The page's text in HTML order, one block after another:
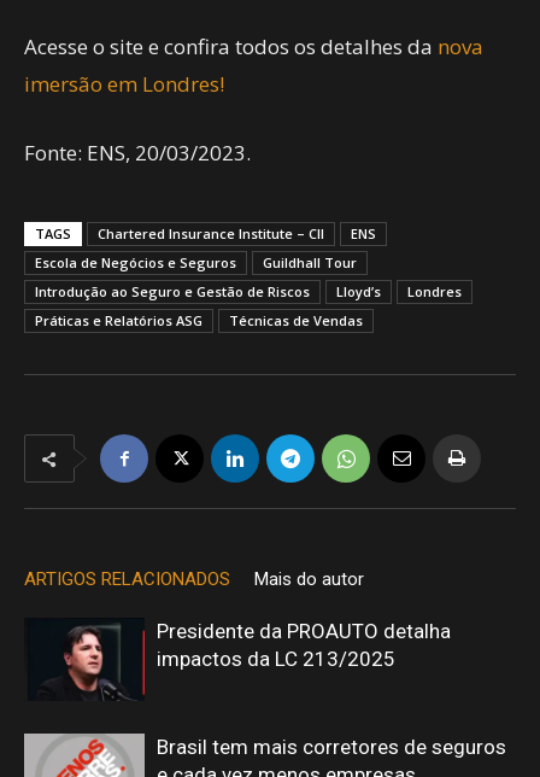
Acesse o site e confira todos os detalhes da nova
imersão em Londres!
Fonte: ENS, 20/03/2023.
TAGS Chartered Insurance Institute – CII
ENS
Escola de Negócios e Seguros
Guildhall Tour
Introdução ao Seguro e Gestão de Riscos
Lloyd’s
Londres
Práticas e Relatórios ASG
Técnicas de Vendas
ARTIGOS RELACIONADOS Mais do autor
Presidente da PROAUTO detalha
impactos da LC 213/2025
Brasil tem mais corretores de seguros